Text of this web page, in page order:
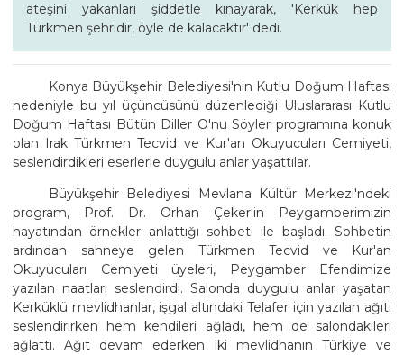
ateşini yakanları şiddetle kınayarak, 'Kerkük hep
Türkmen şehridir, öyle de kalacaktır' dedi.
Konya Büyükşehir Belediyesi'nin Kutlu Doğum Haftası
nedeniyle bu yıl üçüncüsünü düzenlediği Uluslararası Kutlu
Doğum Haftası Bütün Diller O'nu Söyler programına konuk
olan Irak Türkmen Tecvid ve Kur'an Okuyucuları Cemiyeti,
seslendirdikleri eserlerle duygulu anlar yaşattılar.
Büyükşehir Belediyesi Mevlana Kültür Merkezi'ndeki
program, Prof. Dr. Orhan Çeker'in Peygamberimizin
hayatından örnekler anlattığı sohbeti ile başladı. Sohbetin
ardından sahneye gelen Türkmen Tecvid ve Kur'an
Okuyucuları Cemiyeti üyeleri, Peygamber Efendimize
yazılan naatları seslendirdi. Salonda duygulu anlar yaşatan
Kerküklü mevlidhanlar, işgal altındaki Telafer için yazılan ağıtı
seslendirirken hem kendileri ağladı, hem de salondakileri
ağlattı. Ağıt devam ederken iki mevlidhanın Türkiye ve